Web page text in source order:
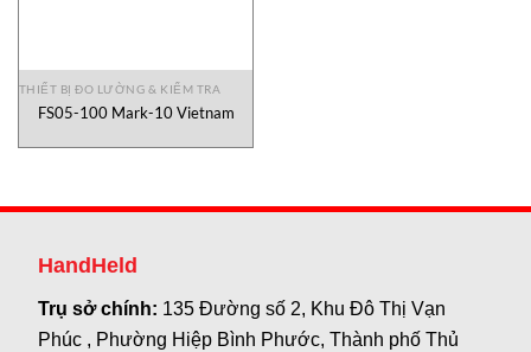
THIẾT BỊ ĐO LƯỜNG & KIỂM TRA
FS05-100 Mark-10 Vietnam
HandHeld
Trụ sở chính: 135 Đường số 2, Khu Đô Thị Vạn
Phúc , Phường Hiệp Bình Phước, Thành phố Thủ